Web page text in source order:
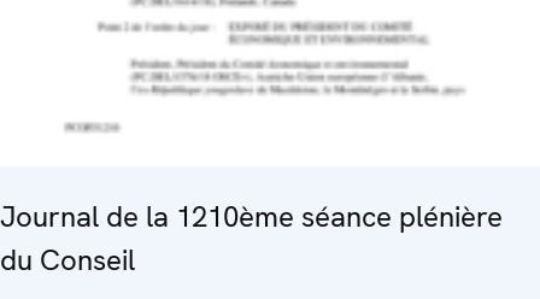
Journal de la 1210ème séance plénière
du Conseil